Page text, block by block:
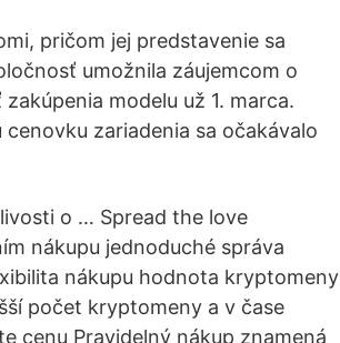
pričom jej predstavenie sa
umožnila záujemcom o
modelu už 1. marca.
zariadenia sa očakávalo
o … Spread the love
nákupu jednoduché správa
nákupu hodnota kryptomeny
počet kryptomeny a v čase
cenu Pravidelný nákup znamená